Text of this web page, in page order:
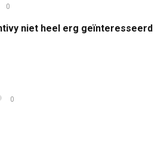
0
niet heel erg geïnteresseerd
0